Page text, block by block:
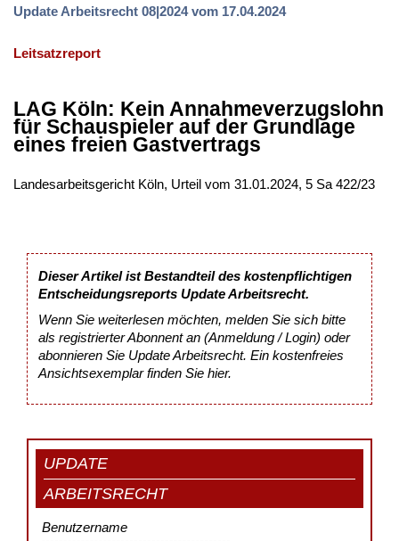
Update Arbeitsrecht 08|2024 vom 17.04.2024
Leitsatzreport
LAG Köln: Kein Annahmeverzugslohn
für Schauspieler auf der Grundlage
eines freien Gastvertrags
Landesarbeitsgericht Köln, Urteil vom 31.01.2024, 5 Sa 422/23
Dieser Artikel ist Bestandteil des kostenpflichtigen
Entscheidungsreports Update Arbeitsrecht.
Wenn Sie weiterlesen möchten, melden Sie sich bitte
als registrierter Abonnent an (Anmeldung / Login) oder
abonnieren Sie Update Arbeitsrecht. Ein kostenfreies
Ansichtsexemplar finden Sie hier.
UPDATE
ARBEITSRECHT
Benutzername